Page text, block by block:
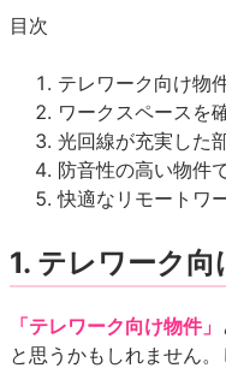
目次
テレワーク向け物
ワークスペースを
光回線が充実した
防音性の高い物件
快適なリモートワ
1. テレワーク向
「テレワーク向け物件」
と思うかもしれません